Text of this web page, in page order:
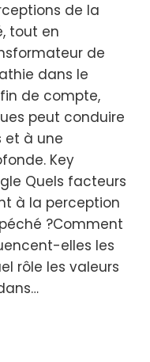
de la
tout en
de
dans le
de compte,
peut conduire
et à une
Key
Quels facteurs
à la perception
?Comment
elles les
rôle les valeurs